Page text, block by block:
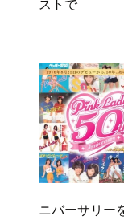
ストで
ニバーサリー